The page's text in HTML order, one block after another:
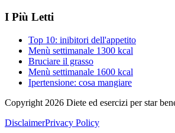
I Più Letti
Top 10: inibitori dell'appetito
Menù settimanale 1300 kcal
Bruciare il grasso
Menù settimanale 1600 kcal
Ipertensione: cosa mangiare
Copyright 2026 Diete ed esercizi per star
DisclaimerPrivacy Policy